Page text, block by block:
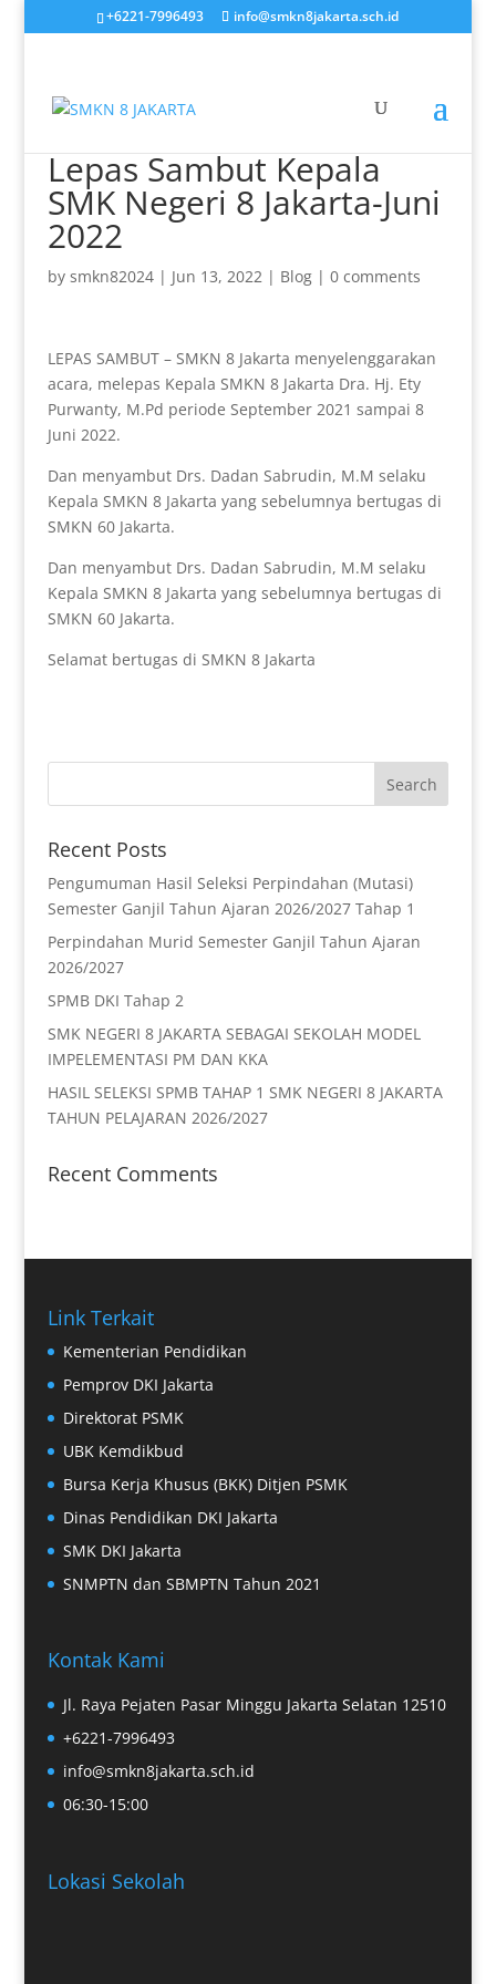
+6221-7996493 info@smkn8jakarta.sch.id
Lepas Sambut Kepala
SMK Negeri 8 Jakarta-Juni
2022
by smkn82024| Jun 13, 2022| Blog| 0 comments
LEPAS SAMBUT – SMKN 8 Jakarta menyelenggarakan
acara, melepas Kepala SMKN 8 Jakarta Dra. Hj. Ety
Purwanty, M.Pd periode September 2021 sampai 8
Juni 2022.
Dan menyambut Drs. Dadan Sabrudin, M.M selaku
Kepala SMKN 8 Jakarta yang sebelumnya bertugas di
SMKN 60 Jakarta.
Dan menyambut Drs. Dadan Sabrudin, M.M selaku
Kepala SMKN 8 Jakarta yang sebelumnya bertugas di
SMKN 60 Jakarta.
Selamat bertugas di SMKN 8 Jakarta
Recent Posts
Pengumuman Hasil Seleksi Perpindahan (Mutasi)
Semester Ganjil Tahun Ajaran 2026/2027 Tahap 1
Perpindahan Murid Semester Ganjil Tahun Ajaran
2026/2027
SPMB DKI Tahap 2
SMK NEGERI 8 JAKARTA SEBAGAI SEKOLAH MODEL
IMPELEMENTASI PM DAN KKA
HASIL SELEKSI SPMB TAHAP 1 SMK NEGERI 8 JAKARTA
TAHUN PELAJARAN 2026/2027
Recent Comments
Link Terkait
Kementerian Pendidikan
Pemprov DKI Jakarta
Direktorat PSMK
UBK Kemdikbud
Bursa Kerja Khusus (BKK) Ditjen PSMK
Dinas Pendidikan DKI Jakarta
SMK DKI Jakarta
SNMPTN dan SBMPTN Tahun 2021
Kontak Kami
Jl. Raya Pejaten Pasar Minggu Jakarta Selatan 12510
+6221-7996493
info@smkn8jakarta.sch.id
06:30-15:00
Lokasi Sekolah